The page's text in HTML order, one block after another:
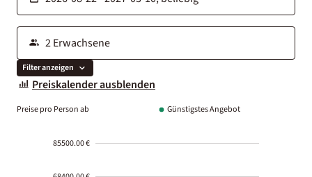
Filter anzeigen
Preiskalender ausblenden
Preise pro Person ab Günstigstes Angebot
85500.00 €